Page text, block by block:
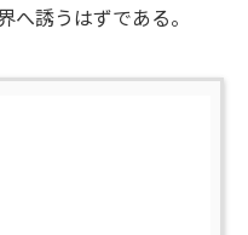
誘うはずである。